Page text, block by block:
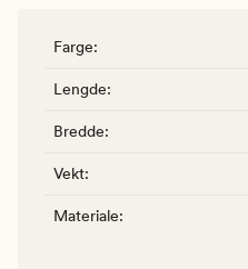
Farge:
Lengde:
Bredde:
Vekt:
Materiale: